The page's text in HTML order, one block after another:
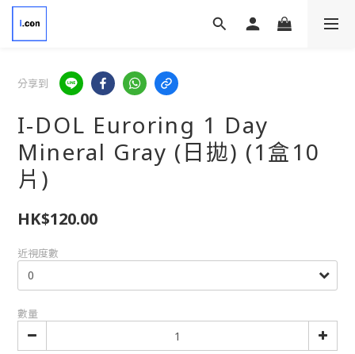
分享到
I-DOL Euroring 1 Day
Mineral Gray (日拋) (1盒10
片)
HK$120.00
近視度數
數量